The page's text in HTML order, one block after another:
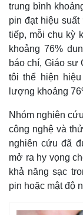
trung bình
pin đạt hiệu
tiếp, mỗi chu kỳ
khoảng 76%
báo chí, Giáo sư
tôi thể hiện
lượng khoảng
Nhóm nghiên
công nghệ và
nghiên cứu đã
mở ra hy vọng
khả năng sạc
pin hoặc mật độ